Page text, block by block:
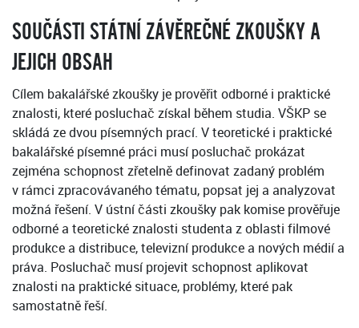
SOUČÁSTI STÁTNÍ ZÁVĚREČNÉ ZKOUŠKY A
JEJICH OBSAH
Cílem bakalářské zkoušky je prověřit odborné i praktické
znalosti, které posluchač získal během studia. VŠKP se
skládá ze dvou písemných prací. V teoretické i praktické
bakalářské písemné práci musí posluchač prokázat
zejména schopnost zřetelně definovat zadaný problém
v rámci zpracovávaného tématu, popsat jej a analyzovat
možná řešení. V ústní části zkoušky pak komise prověřuje
odborné a teoretické znalosti studenta z oblasti filmové
produkce a distribuce, televizní produkce a nových médií a
práva. Posluchač musí projevit schopnost aplikovat
znalosti na praktické situace, problémy, které pak
samostatně řeší.